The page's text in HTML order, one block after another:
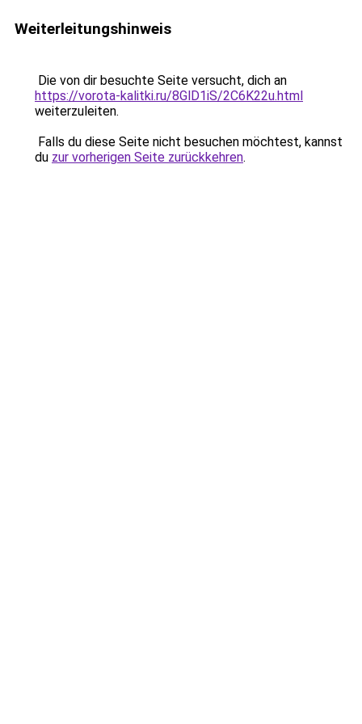
Weiterleitungshinweis
Die von dir besuchte Seite versucht, dich an
https://vorota-kalitki.ru/8GlD1iS/2C6K22u.html
weiterzuleiten.
Falls du diese Seite nicht besuchen möchtest, kannst
du zur vorherigen Seite zurückkehren.